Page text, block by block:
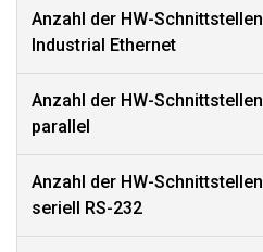
Anzahl der HW-Schnittstellen
Industrial Ethernet
Anzahl der HW-Schnittstellen
parallel
Anzahl der HW-Schnittstellen
seriell RS-232